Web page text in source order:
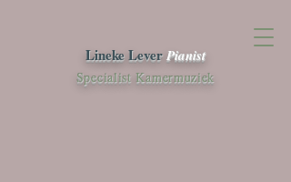
Specialist Kamermuziek
Lineke Lever Pianist